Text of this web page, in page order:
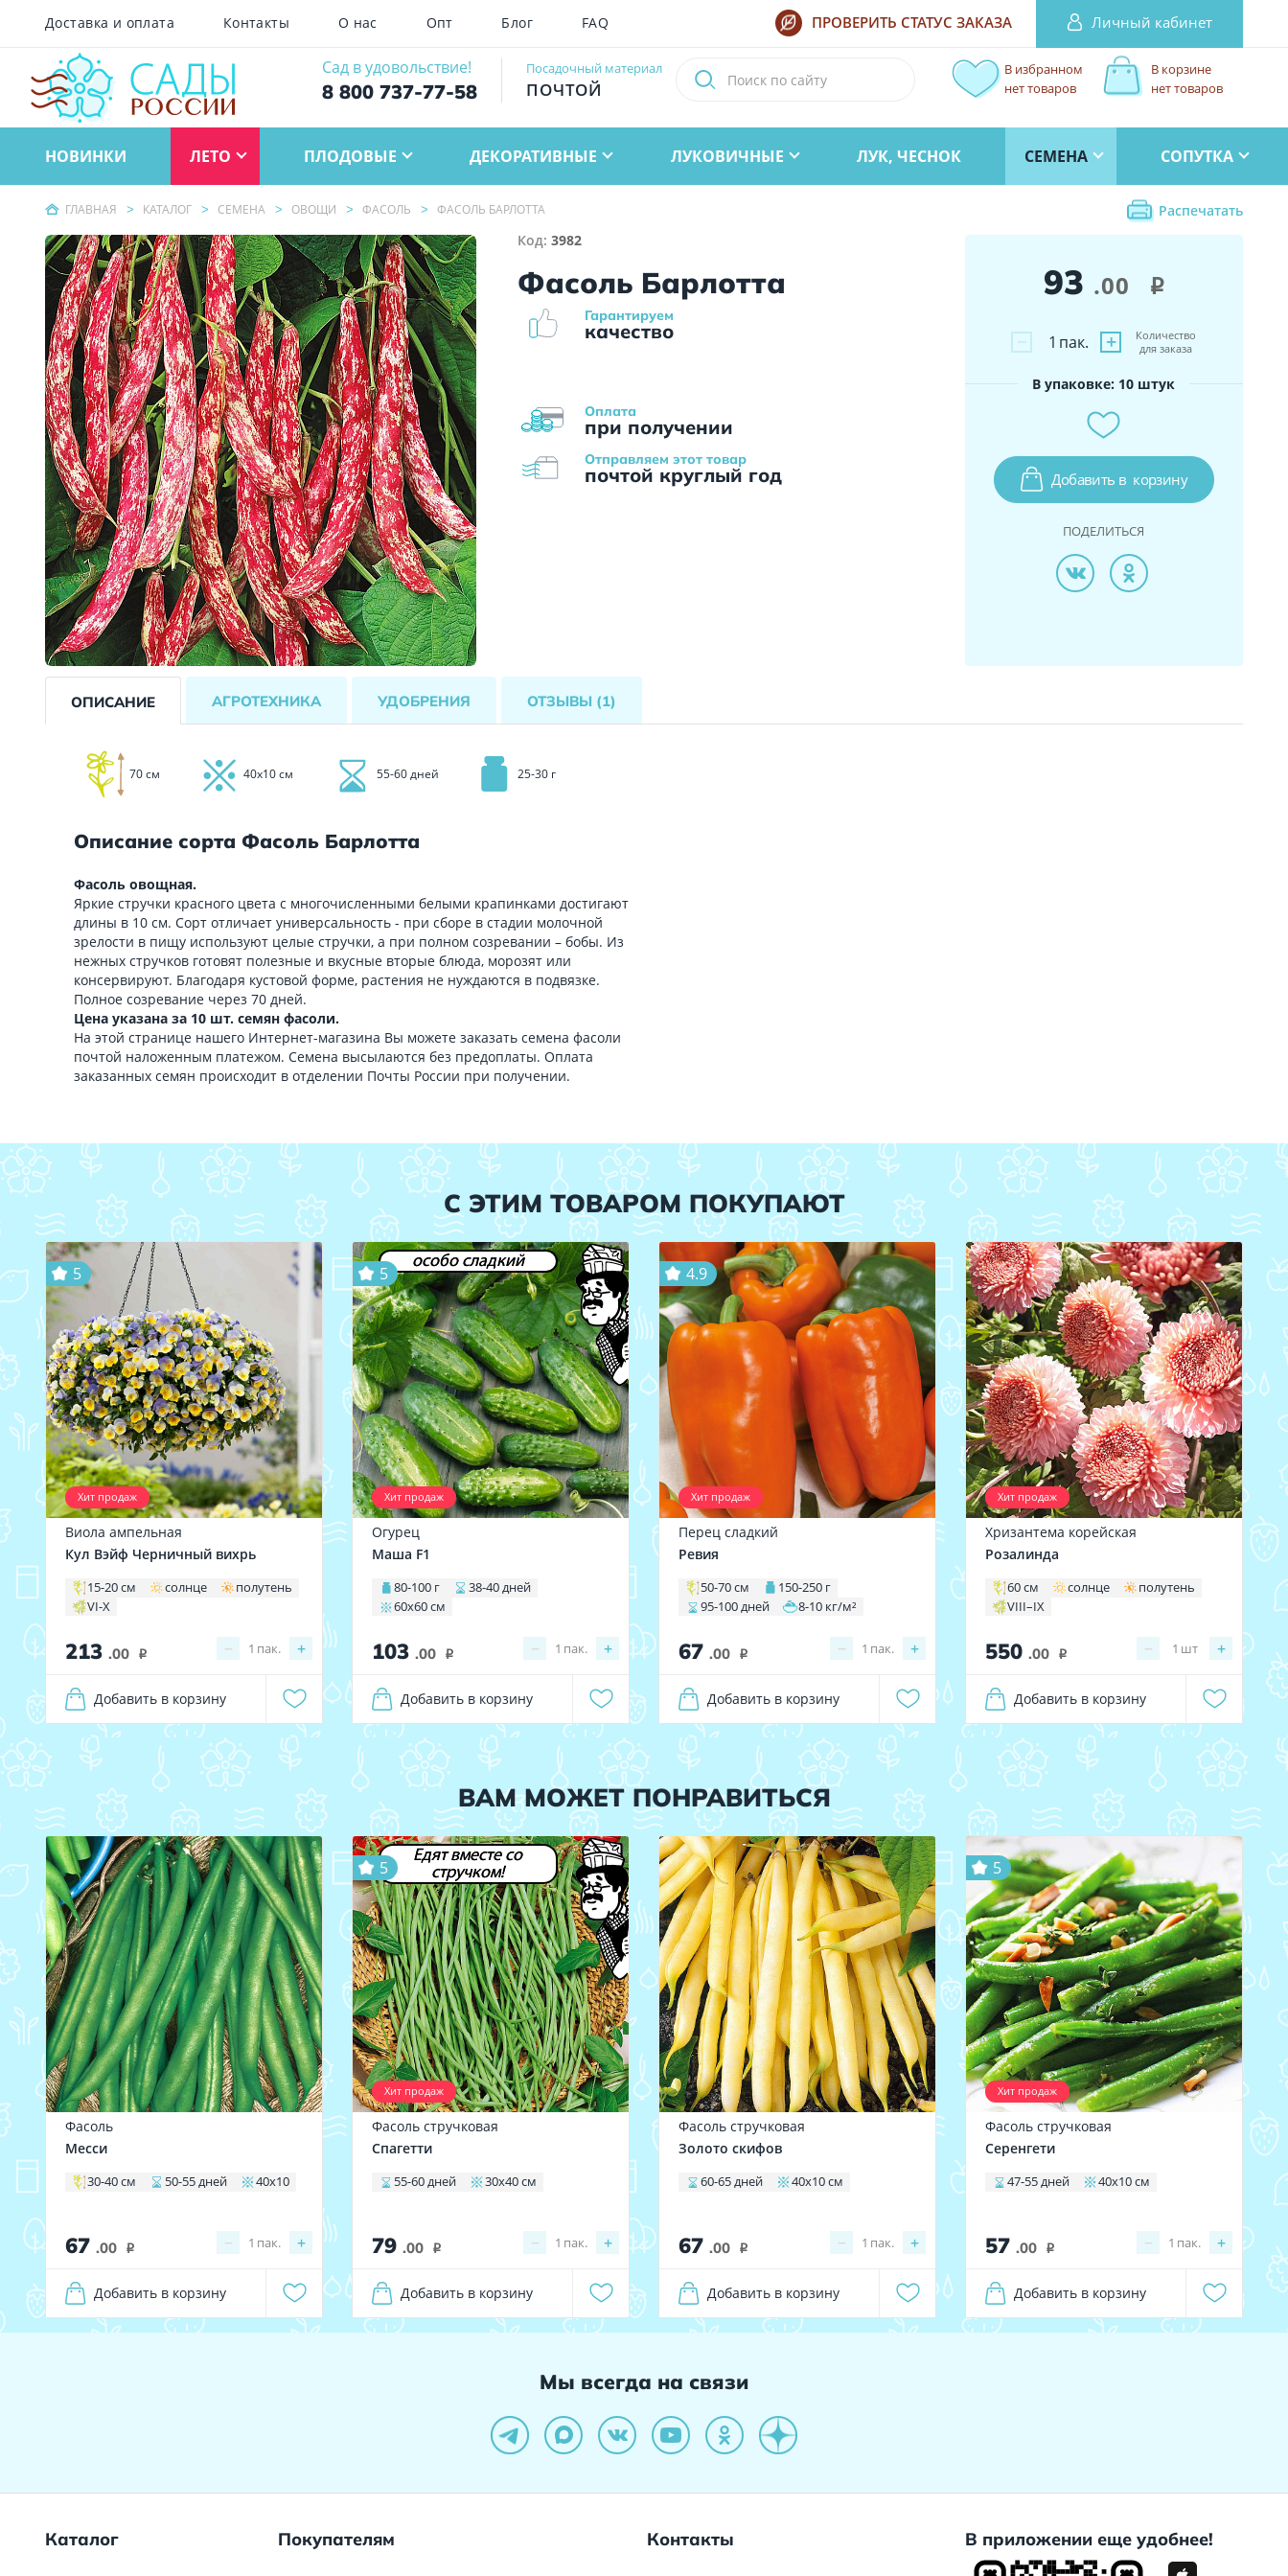
Доставка и оплата Контакты О нас Опт Блог FAQ ПРОВЕРИТЬ СТАТУС ЗАКАЗА Личный кабинет
Сад в удовольствие!
8 800 737-77-58
Посадочный материал
ПОЧТОЙ
В корзине
нет товаров
В избранном
нет товаров
НОВИНКИ ЛЕТО ПЛОДОВЫЕ ДЕКОРАТИВНЫЕ ЛУКОВИЧНЫЕ ЛУК, ЧЕСНОК СЕМЕНА СОПУТКА
ГЛАВНАЯ КАТАЛОГ СЕМЕНА ОВОЩИ ФАСОЛЬ ФАСОЛЬ БАРЛОТТА
Распечатать
Код:3982
Фасоль Барлотта
Оплата
при получении
Гарантируем
качество
Отправляем этот товар
почтой круглый год
93 .00 i
− +
1 пак.
Количество
для заказа
В упаковке: 10 штук
Добавить в корзину
ПОДЕЛИТЬСЯ
ОПИСАНИЕ АГРОТЕХНИКА УДОБРЕНИЯ ОТЗЫВЫ (1)
70 см 40х10 см 55-60 дней 25-30 г
Описание сорта Фасоль Барлотта
Фасоль овощная.
Яркие стручки красного цвета с многочисленными белыми крапинками достигают
длины в 10 см. Сорт отличает универсальность - при сборе в стадии молочной
зрелости в пищу используют целые стручки, а при полном созревании – бобы. Из
нежных стручков готовят полезные и вкусные вторые блюда, морозят или
консервируют. Благодаря кустовой форме, растения не нуждаются в подвязке.
Полное созревание через 70 дней.
Цена указана за 10 шт. семян фасоли.
На этой странице нашего Интернет-магазина Вы можете заказать семена фасоли
почтой наложенным платежом. Семена высылаются без предоплаты. Оплата
заказанных семян происходит в отделении Почты России при получении.
С ЭТИМ ТОВАРОМ ПОКУПАЮТ
Хит продаж
5
Виола ампельная
Кул Вэйф Черничный вихрь
15-20 см солнце
полутень
VI-X
213 .00 i − +
1 пак.
Добавить в корзину
особо сладкий
Хит продаж
5
Огурец
Маша F1
80-100 г
38-40 дней
60х60 см
103 .00 i − +
1 пак.
Добавить в корзину
Хит продаж
4.9
Перец сладкий
Ревия
50-70 см
150-250 г
95-100 дней
8-10 кг/м²
67 .00 i − +
1 пак.
Добавить в корзину
Хит продаж
Хризантема корейская
Розалинда
60 см солнце
полутень
VIII–IX
550 .00 i − +
1 шт
Добавить в корзину
ВАМ МОЖЕТ ПОНРАВИТЬСЯ
Фасоль
Месси
30-40 см 50-55 дней 40х10
67 .00 i − +
1 пак.
Добавить в корзину
Едят вместе со
стручком!
Хит продаж
5
Фасоль стручковая
Спагетти
55-60 дней 30х40 см
79 .00 i − +
1 пак.
Добавить в корзину
Фасоль стручковая
Золото скифов
60-65 дней 40х10 см
67 .00 i − +
1 пак.
Добавить в корзину
Хит продаж
5
Фасоль стручковая
Серенгети
47-55 дней 40х10 см
57 .00 i − +
1 пак.
Добавить в корзину
Мы всегда на связи
Каталог Покупателям Контакты В приложении еще удобнее!